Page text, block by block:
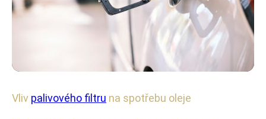
Vliv palivového filtru na spotřebu oleje